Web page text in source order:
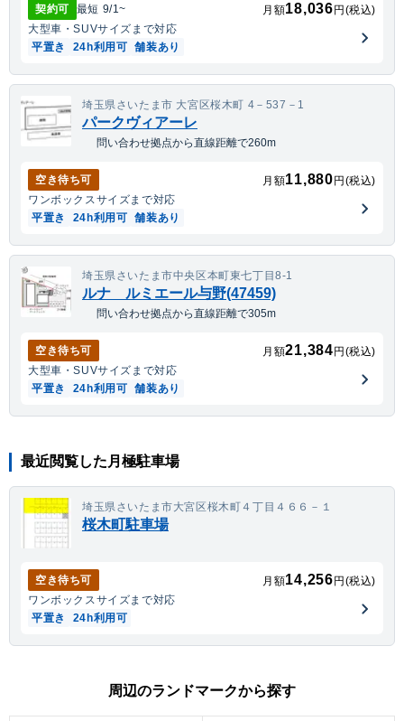
契約可 最短 9/1~ 月額18,036 円(税込)
大型車・SUVサイズまで対応
平置き
24h利用可 舗装あり
埼玉県さいたま市 大宮区桜木町 4－537－1
パークヴィアーレ
問い合わせ拠点から直線距離で260m
空き待ち可 月額11,880 円(税込)
ワンボックスサイズまで対応
平置き
24h利用可 舗装あり
埼玉県さいたま市中央区本町東七丁目8-1
ルナ ルミエール与野(47459)
問い合わせ拠点から直線距離で305m
空き待ち可 月額21,384 円(税込)
大型車・SUVサイズまで対応
平置き
24h利用可 舗装あり
最近閲覧した月極駐車場
埼玉県さいたま市大宮区桜木町４丁目４６６－１
桜木町駐車場
空き待ち可 月額14,256 円(税込)
ワンボックスサイズまで対応
平置き
24h利用可
周辺のランドマークから探す